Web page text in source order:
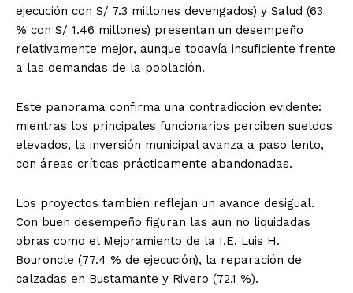
ejecución con S/ 7.3 millones devengados) y Salud (63
% con S/ 1.46 millones) presentan un desempeño
relativamente mejor, aunque todavía insuficiente frente
a las demandas de la población.
Este panorama confirma una contradicción evidente:
mientras los principales funcionarios perciben sueldos
elevados, la inversión municipal avanza a paso lento,
con áreas críticas prácticamente abandonadas.
Los proyectos también reflejan un avance desigual.
Con buen desempeño figuran las aun no liquidadas
obras como el Mejoramiento de la I.E. Luis H.
Bouroncle (77.4 % de ejecución), la reparación de
calzadas en Bustamante y Rivero (72.1 %).